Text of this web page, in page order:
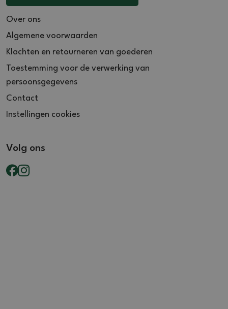
Over ons
Algemene voorwaarden
Klachten en retourneren van goederen
Toestemming voor de verwerking van
persoonsgegevens
Contact
Instellingen cookies
Volg ons